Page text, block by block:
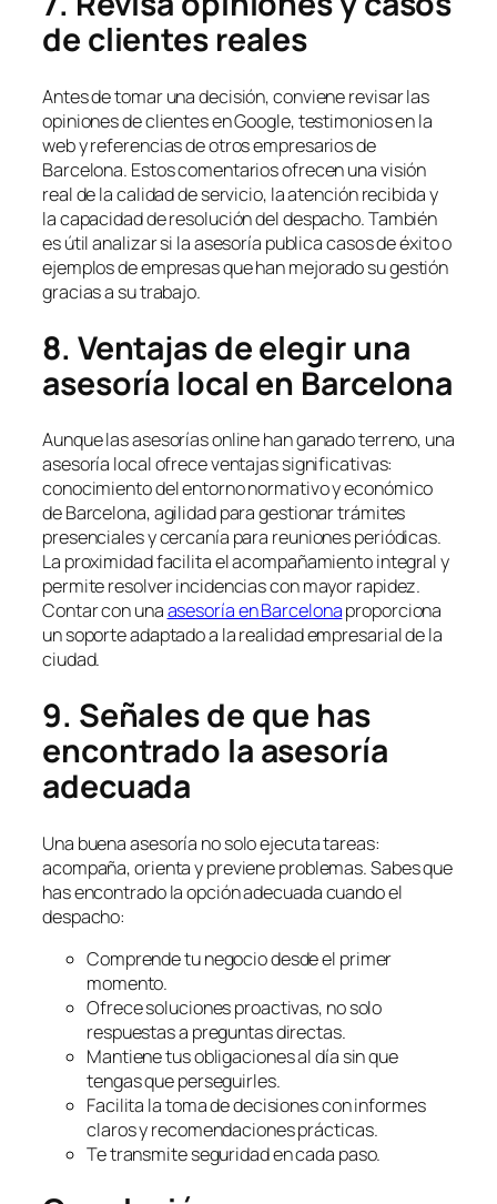
de clientes reales
Antes de tomar una decisión, conviene revisar las
opiniones de clientes en Google, testimonios en la
web y referencias de otros empresarios de
Barcelona. Estos comentarios ofrecen una visión
real de la calidad de servicio, la atención recibida y
la capacidad de resolución del despacho. También
es útil analizar si la asesoría publica casos de éxito o
ejemplos de empresas que han mejorado su gestión
gracias a su trabajo.
8. Ventajas de elegir una
asesoría local en Barcelona
Aunque las asesorías online han ganado terreno, una
asesoría local ofrece ventajas significativas:
conocimiento del entorno normativo y económico
de Barcelona, agilidad para gestionar trámites
presenciales y cercanía para reuniones periódicas.
La proximidad facilita el acompañamiento integral y
permite resolver incidencias con mayor rapidez.
Contar con unaasesoría en Barcelonaproporciona
un soporte adaptado a la realidad empresarial de la
ciudad.
9. Señales de que has
encontrado la asesoría
adecuada
Una buena asesoría no solo ejecuta tareas:
acompaña, orienta y previene problemas. Sabes que
has encontrado la opción adecuada cuando el
despacho:
Comprende tu negocio desde el primer
momento.
Ofrece soluciones proactivas, no solo
respuestas a preguntas directas.
Mantiene tus obligaciones al día sin que
tengas que perseguirles.
Facilita la toma de decisiones con informes
claros y recomendaciones prácticas.
Te transmite seguridad en cada paso.